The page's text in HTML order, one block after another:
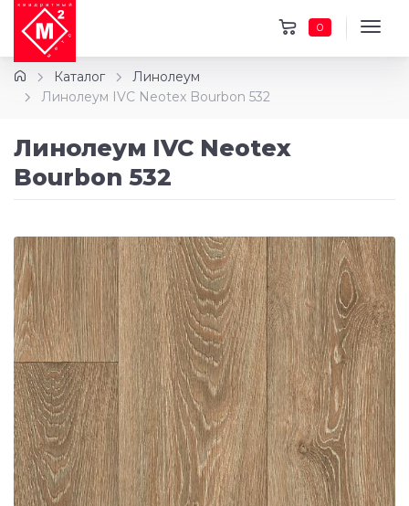
0
Каталог
Линолеум
Линолеум IVC Neotex Bourbon 532
Линолеум IVC Neotex
Bourbon 532